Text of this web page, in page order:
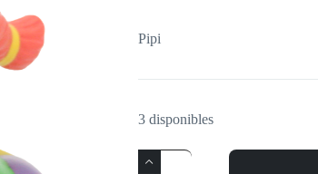
Pipi
3 disponibles